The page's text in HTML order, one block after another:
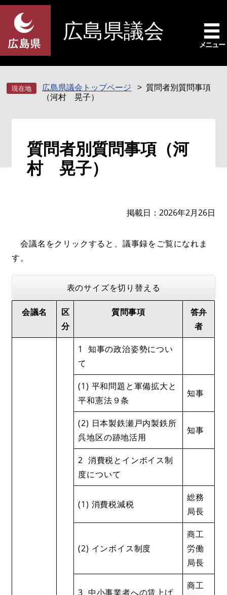
ペ
先
頭
す
メ
を
飛
し
広島県議会
メニュー
広島県議会トップページ
質問者別質問事項
（河村 晃子）
質問者別質問事項（河
村 晃子）
掲載日 2026年2月26日
会議名をクリックすると、議事録をご覧になれま
す。
表のサイズを切り替える
会議名
区
分
質問事項
答弁
者
1 知事の政治姿勢につい
て
(1) 平和問題と軍備拡大と
平和憲法９条
知事
(2) 日本製鉄瀬戸内製鉄所
呉地区の跡地活用
知事
2 消費税とインボイス制
度について
(1) 消費税減税
総務
局長
(2) インボイス制度
商工
労働
局長
3 中小事業者への賃上げ
商工